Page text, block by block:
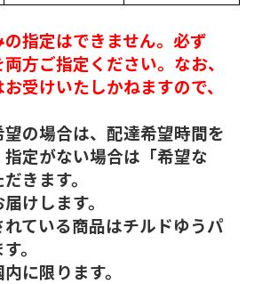
指定はできません。必ず
両方ご指定ください。なお、
受けいたしかねますので、
の場合は、配達希望時間を
定がない場合は「希望な
きます。
けします。
ている商品はチルドゆうパ
。
に限ります。